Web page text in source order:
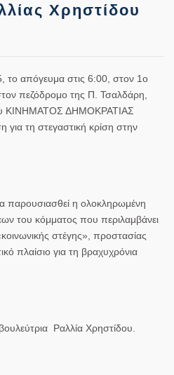
Χρηστίδου
το απόγευμα στις 6:00, στον 1ο
πεζόδρομο της Π. Τσαλδάρη,
ΚΙΝΗΜΑΤΟΣ ΔΗΜΟΚΡΑΤΙΑΣ
για τη στεγαστική κρίση στην
παρουσιασθεί η ολοκληρωμένη
του κόμματος που περιλαμβάνει
στέγης», προστασίας
πλαίσιο για τη βραχυχρόνια
Ραλλία Χρηστίδου.